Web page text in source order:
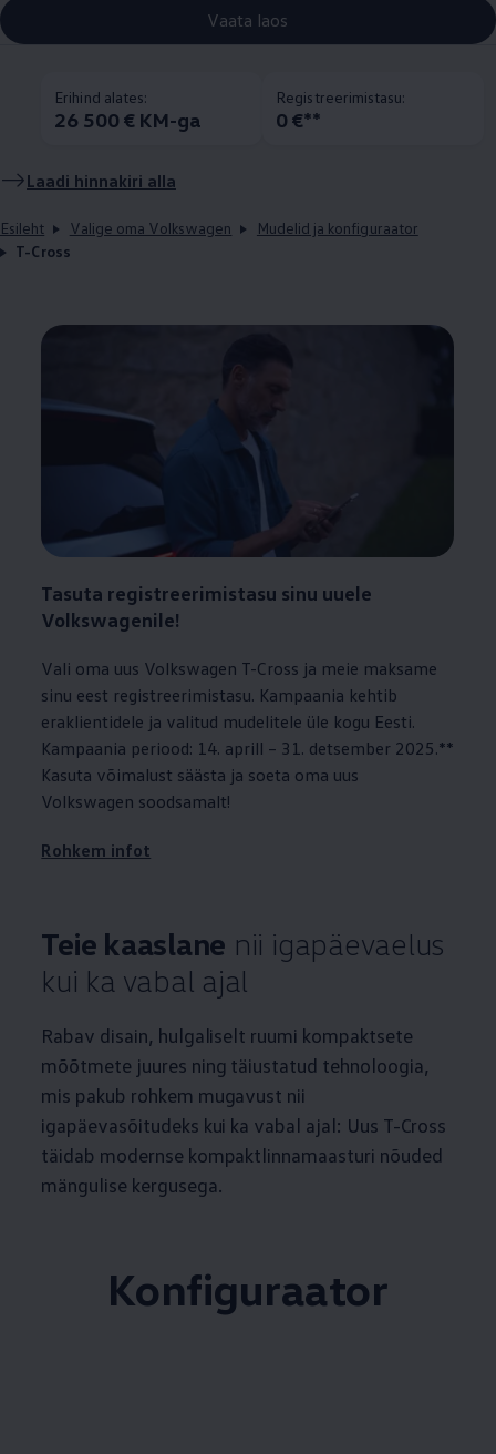
Vaata laos
Erihind alates:
26 500 € KM-ga
Registreerimistasu:
0 €**
Laadi hinnakiri alla
Esileht Valige oma Volkswagen
Mudelid ja konfiguraator
T-Cross
Tasuta registreerimistasu sinu uuele
Volkswagenile!
Vali oma uus Volkswagen T-Cross ja meie maksame
sinu eest registreerimistasu. Kampaania kehtib
eraklientidele ja valitud mudelitele üle kogu Eesti.
Kampaania periood: 14. aprill – 31. detsember 2025.**
Kasuta võimalust säästa ja soeta oma uus
Volkswagen soodsamalt!
Rohkem infot
Teie kaaslane nii igapäevaelus
kui ka vabal ajal
Rabav disain, hulgaliselt ruumi kompaktsete
mõõtmete juures ning täiustatud tehnoloogia,
mis pakub rohkem mugavust nii
igapäevasõitudeks kui ka vabal ajal: Uus T-Cross
täidab modernse kompaktlinnamaasturi nõuded
mängulise kergusega.
Konfiguraator